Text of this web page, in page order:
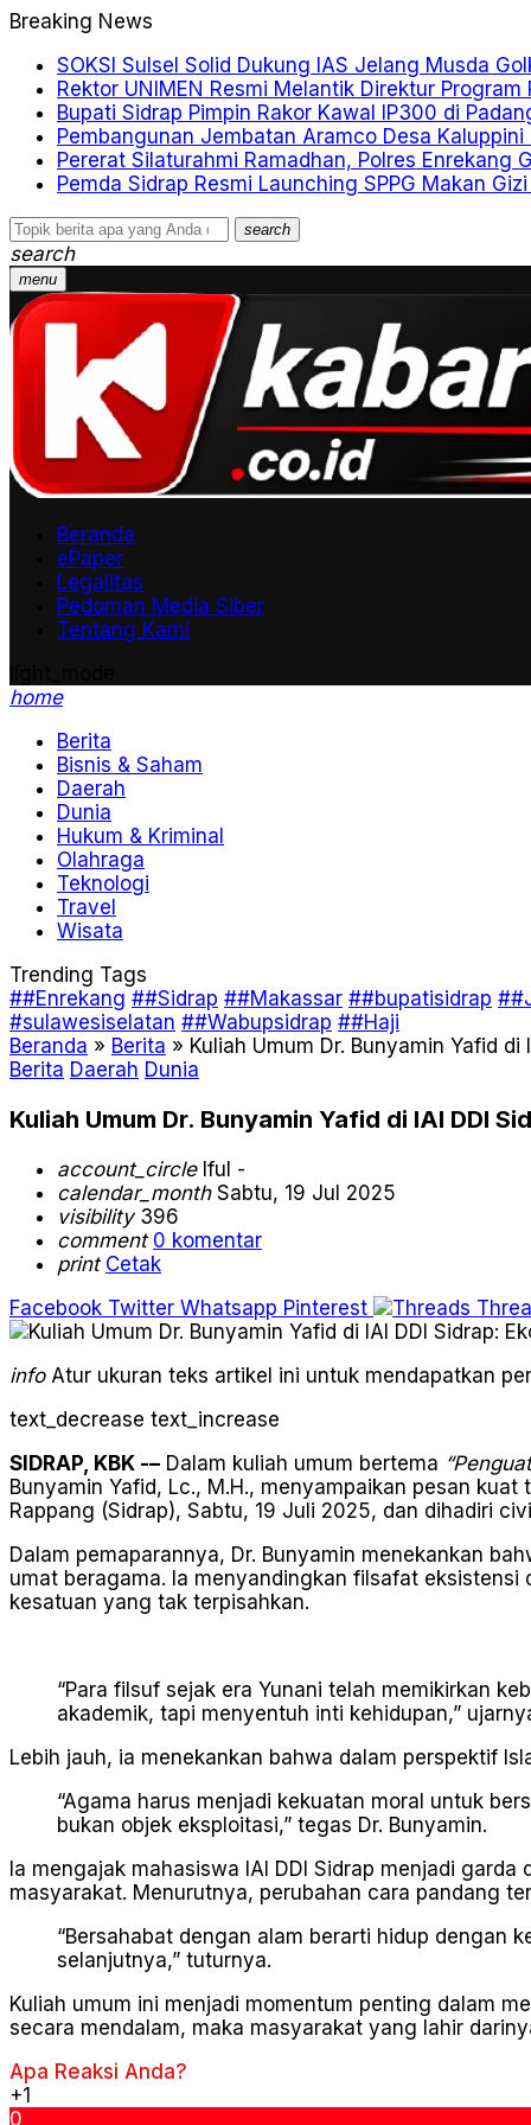
Breaking News
SOKSI Sulsel Solid Dukung IAS Jelang Musda
Rektor UNIMEN Resmi Melantik Direktur
Bupati Sidrap Pimpin Rakor Kawal IP300 di
Pembangunan Jembatan Aramco Desa
Pererat Silaturahmi Ramadhan, Polres Enrekang
Pemda Sidrap Resmi Launching SPPG Makan
search
search
menu
Beranda
ePaper
Legalitas
Pedoman Media Siber
Tentang Kami
home
Berita
Bisnis & Saham
Daerah
Dunia
Hukum & Kriminal
Olahraga
Teknologi
Travel
Wisata
Trending Tags
##Enrekang ##Sidrap ##Makassar ##bupatisidrap
#sulawesiselatan ##Wabupsidrap ##Haji
Beranda » Berita » Kuliah Umum Dr. Bunyamin Yafid
Berita Daerah Dunia
Kuliah Umum Dr. Bunyamin Yafid di IAI DDI
account_circleIful -
calendar_monthSabtu, 19 Jul 2025
visibility396
comment 0 komentar
print Cetak
Facebook Twitter Whatsapp Pinterest
infoAtur ukuran teks artikel ini untuk mendapatkan
text_decrease text_increase
SIDRAP, KBK -– Dalam kuliah umum bertema
Bunyamin Yafid, Lc., M.H., menyampaikan pesan
Rappang (Sidrap), Sabtu, 19 Juli 2025, dan dihadiri
Dalam pemaparannya, Dr. Bunyamin menekankan
umat beragama. Ia menyandingkan filsafat
kesatuan yang tak terpisahkan.
“Para filsuf sejak era Yunani telah memikirkan
akademik, tapi menyentuh inti kehidupan,”
Lebih jauh, ia menekankan bahwa dalam perspektif
“Agama harus menjadi kekuatan moral untuk
bukan objek eksploitasi,” tegas Dr. Bunyamin.
Ia mengajak mahasiswa IAI DDI Sidrap menjadi
masyarakat. Menurutnya, perubahan cara pandang
“Bersahabat dengan alam berarti hidup dengan
selanjutnya,” tuturnya.
Kuliah umum ini menjadi momentum penting dalam
secara mendalam, maka masyarakat yang lahir
Apa Reaksi Anda?
+1
0